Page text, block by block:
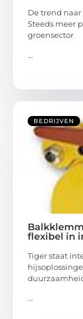
De trend
Steeds meer
groensector
...
BEDRIJVEN
flexibel in
Tiger staat
...